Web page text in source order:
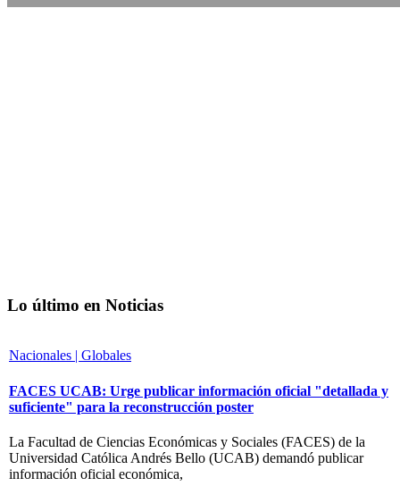
Lo último en Noticias
Nacionales | Globales
FACES UCAB: Urge publicar información oficial "detallada y
suficiente" para la reconstrucción poster
La Facultad de Ciencias Económicas y Sociales (FACES) de la
Universidad Católica Andrés Bello (UCAB) demandó publicar
información oficial económica,